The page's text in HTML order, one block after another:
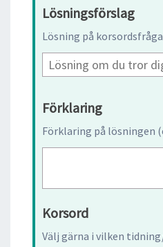
Lösningsförslag
Lösning på
Förklaring
Förklaring på lösningen
Korsord
Välj gärna i vilken